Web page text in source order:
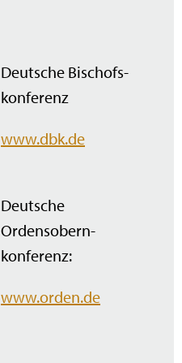
Deutsche Bischofs­
konferenz
www.dbk.de
Deutsche
Ordensobern­
konferenz:
www.orden.de